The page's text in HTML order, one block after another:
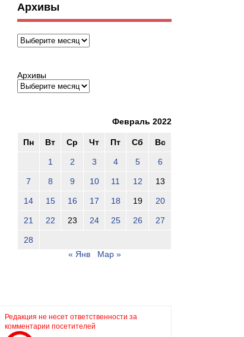
Архивы
Архивы
Архивы
Февраль 2022
Пн Вт Ср Чт Пт Сб Вс
1 2 3 4 5 6
7 8 9 10 11 12 13
14 15 16 17 18 19 20
21 22 23 24 25 26 27
28
« Янв
Мар »
Редакция не несет ответственности за
комментарии посетителей